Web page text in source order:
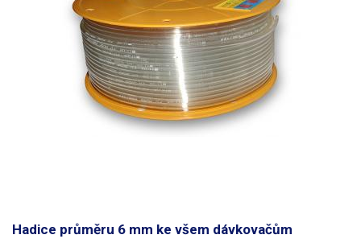
Hadice průměru 6 mm ke všem dávkovačům